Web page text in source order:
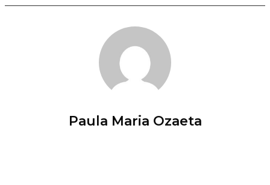
Paula Maria Ozaeta